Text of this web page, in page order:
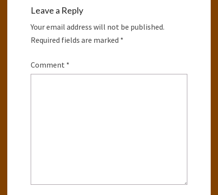
Leave a Reply
Your email address will not be published.
Required fields are marked *
Comment *